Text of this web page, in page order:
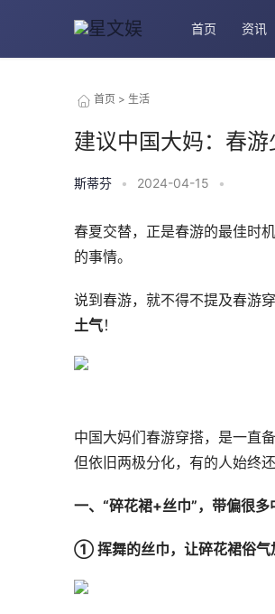
首页 资讯
首页 > 生活
建议中国大妈：春游
斯蒂芬 • 2024-04-15 •
春夏交替，正是春游的最佳时
的事情。
说到春游，就不得不提及春游穿
土气！
中国大妈们春游穿搭，是一直
但依旧两极分化，有的人始终
一、“碎花裙+丝巾”，带偏很多
① 挥舞的丝巾，让碎花裙俗气